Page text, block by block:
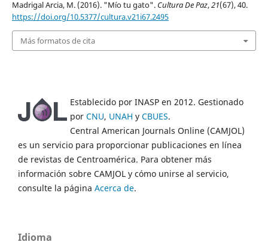
Madrigal Arcia, M. (2016). "Mío tu gato". Cultura De Paz,21(67), 40.
https://doi.org/10.5377/cultura.v21i67.2495
Más formatos de cita
Establecido por INASP en 2012. Gestionado
por CNU, UNAH y CBUES.
Central American Journals Online (CAMJOL)
es un servicio para proporcionar publicaciones en línea
de revistas de Centroamérica. Para obtener más
información sobre CAMJOL y cómo unirse al servicio,
consulte la página Acerca de.
Idioma